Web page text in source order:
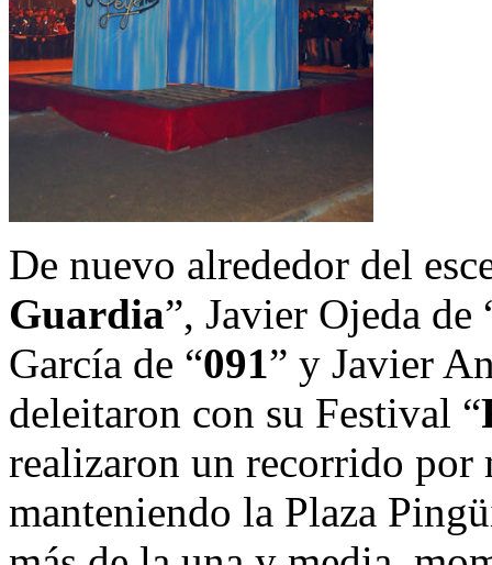
De nuevo alrededor del
Guardia”, Javier Ojeda de
García de “091” y Javier
deleitaron con su Festival “
realizaron un recorrido por
manteniendo la Plaza